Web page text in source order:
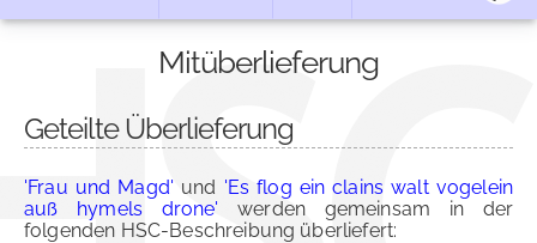
Mitüberlieferung
Geteilte Überlieferung
'Frau und Magd' und 'Es flog ein clains walt vogelein
auß hymels drone' werden gemeinsam in der
folgenden HSC-Beschreibung überliefert: